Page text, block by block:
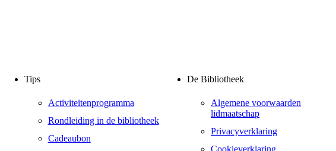
Tips
Activiteitenprogramma
Rondleiding in de bibliotheek
Cadeaubon
De Bibliotheek
Algemene voorwaarden
lidmaatschap
Privacyverklaring
Cookieverklaring